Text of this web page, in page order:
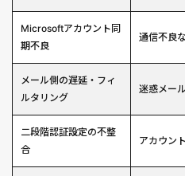
Microsoftアカウント同
期不良
通信不良
メール側の遅延・フィ
ルタリング
迷惑メー
二段階認証設定の不整
合
アカウン